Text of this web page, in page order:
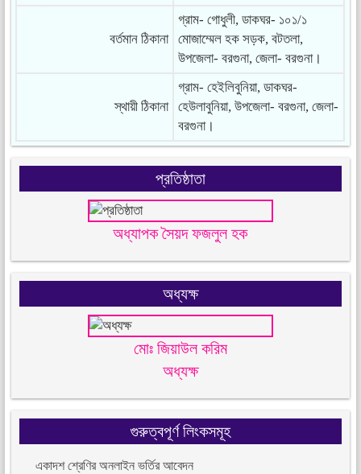
বর্তমান ঠিকানা
গ্রাম- গোধুলী, ডাকঘর- ১০১/১
মোজাম্মেল হক সড়ক, বটতলা,
উপজেলা- বরগুনা, জেলা- বরগুনা।
স্থায়ী ঠিকানা
গ্রাম- হেইলিবুনিয়া, ডাকঘর-
হেউলাবুনিয়া, উপজেলা- বরগুনা, জেলা-
বরগুনা।
প্রতিষ্ঠাতা
অধ্যাপক সৈয়দ ফজলুল হক
অধ্যক্ষ
মোঃ জিয়াউল করিম
অধ্যক্ষ
গুরুত্বপূর্ণ লিংকসমূহ
একাদশ শ্রেণির অনলাইন ভর্তির আবেদন